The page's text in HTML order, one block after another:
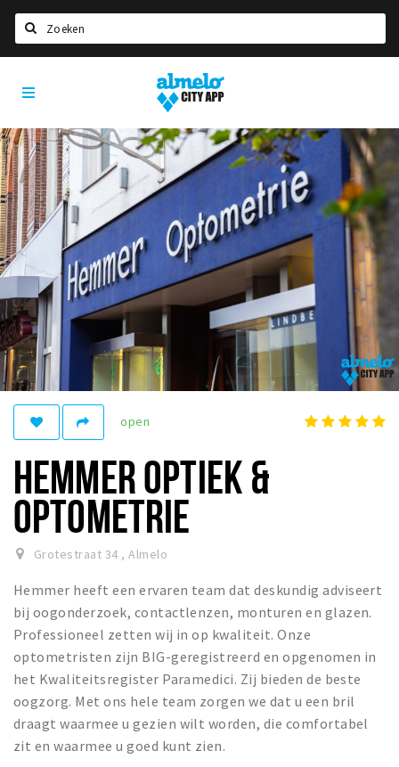
Home
Agenda
Deals
Nieuws
Vacatures
Eten
Drinken
Slapen
Recreatief
Winkels
Winkelgebieden
Bezienswaardigheden
Musea, theaters & podia
Uitjes & activiteiten
Toeristische routes
Natuurgebieden
Inloggen
Almelo
City
open
HEMMER OPTIEK &
OPTOMETRIE
Grotestraat 34 ,Almelo
Hemmer heeft een ervaren team dat deskundig adviseert
bij oogonderzoek, contactlenzen, monturen en glazen.
Professioneel zetten wij in op kwaliteit. Onze
optometristen zijn BIG-geregistreerd en opgenomen in
het Kwaliteitsregister Paramedici. Zij bieden de beste
oogzorg. Met ons hele team zorgen we dat u een bril
draagt waarmee u gezien wilt worden, die comfortabel
zit en waarmee u goed kunt zien.